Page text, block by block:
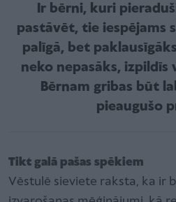
Ir bērni, kuri
pastāvēt, tie iespējams
palīgā, bet
neko nepasāks, izpildīs
Bērnam gribas būt
pieaugušo
Tikt galā pašas spēkiem
Vēstulē sieviete raksta, ka ir